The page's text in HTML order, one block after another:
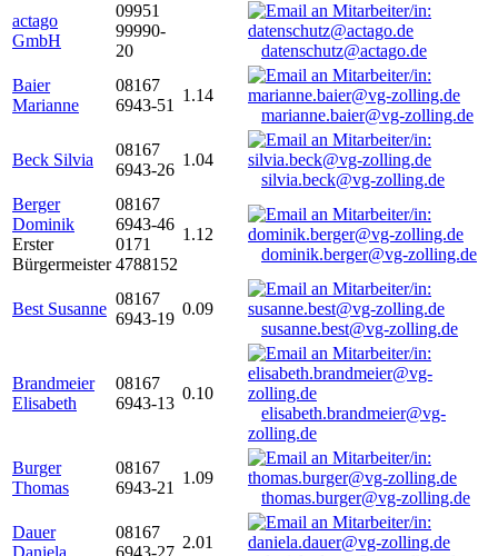
actago
GmbH
09951
99990-
20
datenschutz@actago.de
Baier
Marianne
08167
6943-51
1.14
marianne.baier@vg-zolling.de
Beck Silvia
08167
6943-26
1.04
silvia.beck@vg-zolling.de
Berger
Dominik
Erster
Bürgermeister
08167
6943-46
0171
4788152
1.12
dominik.berger@vg-zolling.de
Best Susanne
08167
6943-19
0.09
susanne.best@vg-zolling.de
Brandmeier
Elisabeth
08167
6943-13
0.10
elisabeth.brandmeier@vg-
zolling.de
Burger
Thomas
08167
6943-21
1.09
thomas.burger@vg-zolling.de
Dauer
08167
2.01